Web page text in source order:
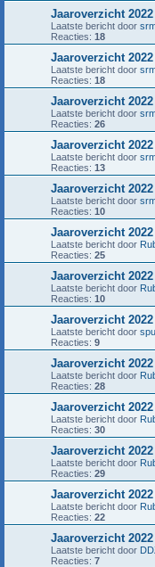
Jaaroverzicht
Laatste bericht door
Reacties: 18
Jaaroverzicht
Laatste bericht door
Reacties: 18
Jaaroverzicht
Laatste bericht door
Reacties: 26
Jaaroverzicht
Laatste bericht door
Reacties: 13
Jaaroverzicht
Laatste bericht door
Reacties: 10
Jaaroverzicht
Laatste bericht door
Reacties: 25
Jaaroverzicht
Laatste bericht door
Reacties: 10
Jaaroverzicht
Laatste bericht door
Reacties: 9
Jaaroverzicht
Laatste bericht door
Reacties: 28
Jaaroverzicht
Laatste bericht door
Reacties: 30
Jaaroverzicht
Laatste bericht door
Reacties: 29
Jaaroverzicht
Laatste bericht door
Reacties: 22
Jaaroverzicht 2022
Laatste bericht door
Reacties: 7